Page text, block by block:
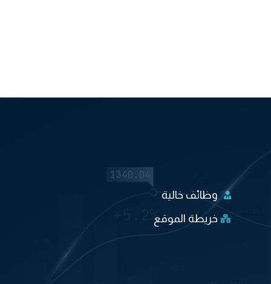
وظائف خالية
خريطة الموقع